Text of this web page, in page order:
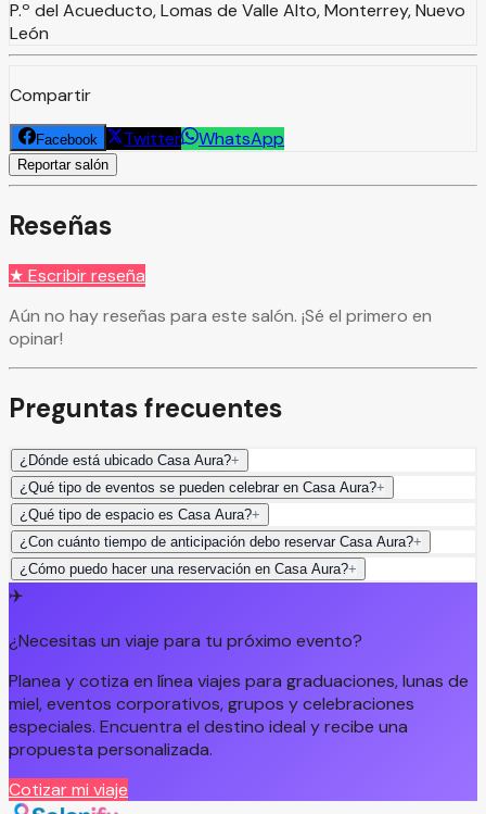
P.º del Acueducto, Lomas de Valle Alto, Monterrey, Nuevo
León
Compartir
Facebook Twitter WhatsApp
Reportar salón
Reseñas
★ Escribir reseña
Aún no hay reseñas para este salón. ¡Sé el primero en
opinar!
Preguntas frecuentes
¿Dónde está ubicado Casa Aura?+
¿Qué tipo de eventos se pueden celebrar en Casa Aura?+
¿Qué tipo de espacio es Casa Aura?+
¿Con cuánto tiempo de anticipación debo reservar Casa Aura?+
¿Cómo puedo hacer una reservación en Casa Aura?+
✈️
¿Necesitas un viaje para tu próximo evento?
Planea y cotiza en línea viajes para graduaciones, lunas de
miel, eventos corporativos, grupos y celebraciones
especiales. Encuentra el destino ideal y recibe una
propuesta personalizada.
Cotizar mi viaje